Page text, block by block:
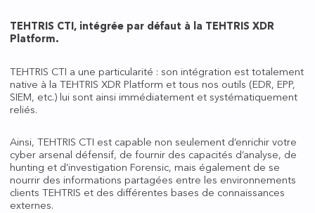
TEHTRIS CTI, intégrée par défaut à la TEHTRIS XDR
Platform.
TEHTRIS CTI a une particularité : son intégration est totalement
native à la TEHTRIS XDR Platform et tous nos outils (EDR, EPP,
SIEM, etc.) lui sont ainsi immédiatement et systématiquement
reliés.
Ainsi, TEHTRIS CTI est capable non seulement d’enrichir votre
cyber arsenal défensif, de fournir des capacités d’analyse, de
hunting et d’investigation Forensic, mais également de se
nourrir des informations partagées entre les environnements
clients TEHTRIS et des différentes bases de connaissances
externes.